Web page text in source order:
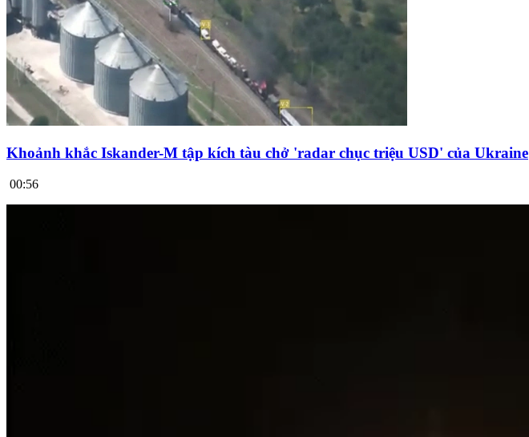
Khoảnh khắc Iskander-M tập kích tàu chở 'radar chục triệu USD' của Ukraine
00:56